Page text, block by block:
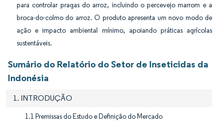
para controlar pragas do arroz, incluindo o percevejo marrom e a
broca-do-colmo do arroz. O produto apresenta um novo modo de
ação e impacto ambiental mínimo, apoiando práticas agrícolas
sustentáveis.
Sumário do Relatório do Setor de Inseticidas da
Indonésia
1. INTRODUÇÃO
1.1 Premissas do Estudo e Definição do Mercado